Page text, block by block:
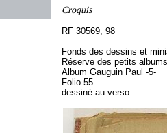
Croquis
RF 30569, 98
Fonds des dessins et
Réserve des petits albums
Album Gauguin Paul -5-
Folio 55
dessiné au verso